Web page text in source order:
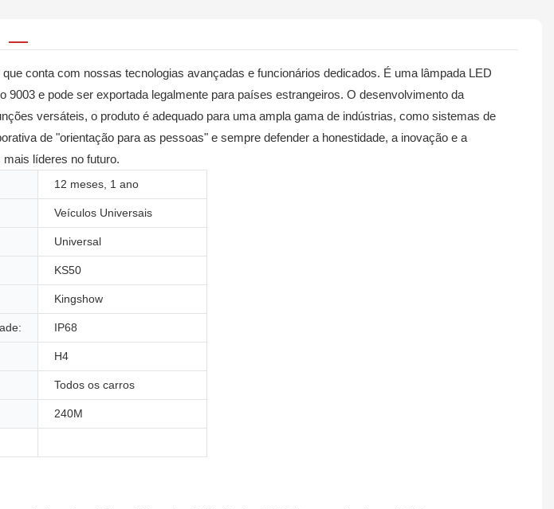
conta com nossas tecnologias avançadas e funcionários dedicados. É uma lâmpada LED
e pode ser exportada legalmente para países estrangeiros. O desenvolvimento da
versáteis, o produto é adequado para uma ampla gama de indústrias, como sistemas de
de "orientação para as pessoas" e sempre defender a honestidade, a inovação e a
líderes no futuro.
12 meses, 1 ano
Veículos Universais
Universal
KS50
Kingshow
IP68
H4
Todos os carros
240M